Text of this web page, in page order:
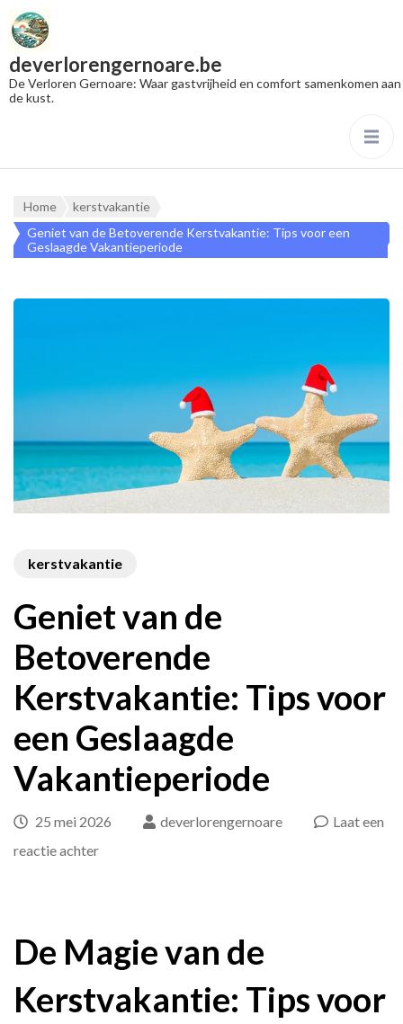
deverlorengernoare.be
De Verloren Gernoare: Waar gastvrijheid en comfort samenkomen aan
de kust.
Home
kerstvakantie
Geniet van de Betoverende Kerstvakantie: Tips voor een
Geslaagde Vakantieperiode
kerstvakantie
Geniet van de
Betoverende
Kerstvakantie: Tips voor
een Geslaagde
Vakantieperiode
25 mei 2026 deverlorengernoare
Laat een
reactie achterop
Betoverende
Kerstvakantie:
De Magie van de
Kerstvakantie: Tips voor